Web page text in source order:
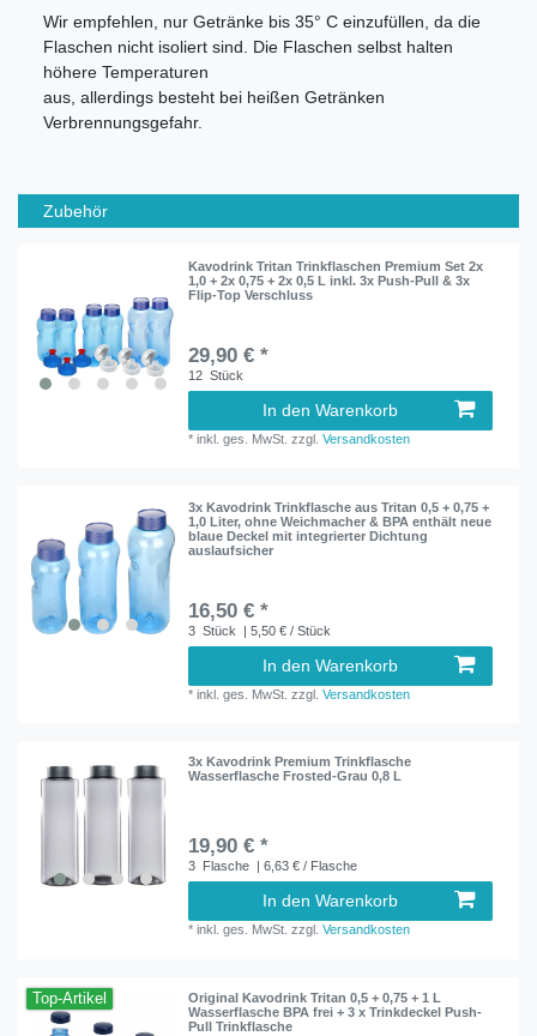
Wir empfehlen, nur Getränke bis 35° C einzufüllen, da die
Flaschen nicht isoliert sind. Die Flaschen selbst halten
höhere Temperaturen
aus, allerdings besteht bei heißen Getränken
Verbrennungsgefahr.
Zubehör
Kavodrink Tritan Trinkflaschen Premium Set 2x
1,0 + 2x 0,75 + 2x 0,5 L inkl. 3x Push-Pull & 3x
Flip-Top Verschluss
29,90 € *
12 Stück
In den Warenkorb
*inkl. ges. MwSt. zzgl.Versandkosten
3x Kavodrink Trinkflasche aus Tritan 0,5 + 0,75 +
1,0 Liter, ohne Weichmacher & BPA enthält neue
blaue Deckel mit integrierter Dichtung
auslaufsicher
16,50 € *
3 Stück | 5,50 € / Stück
In den Warenkorb
*inkl. ges. MwSt. zzgl.Versandkosten
3x Kavodrink Premium Trinkflasche
Wasserflasche Frosted-Grau 0,8 L
19,90 € *
3 Flasche | 6,63 € / Flasche
In den Warenkorb
*inkl. ges. MwSt. zzgl.Versandkosten
Top-Artikel
Original Kavodrink Tritan 0,5 + 0,75 + 1 L
Wasserflasche BPA frei + 3 x Trinkdeckel Push-
Pull Trinkflasche